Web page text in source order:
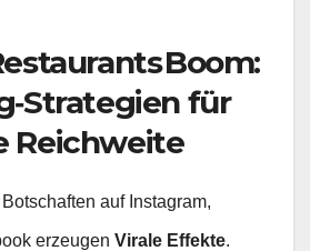
Boom:
für
Reichweite
auf Instagram,
erzeugen Virale Effekte.